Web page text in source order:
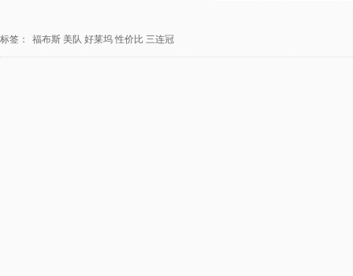
标签： 福布斯 美队 好莱坞 性价比 三连冠